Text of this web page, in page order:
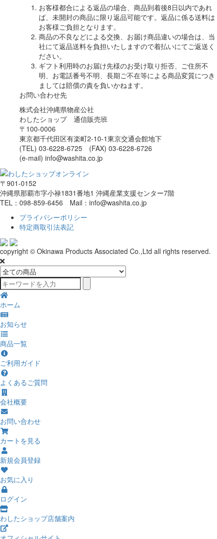
お客様都合による返品の場合、商品到着後8日以内であれ
ば、未開封の商品に限り返品可能です。返品に係る送料は
お客様ご負担となります。
商品の不良などによる交換、お届け商品違いの場合は、当
社にて返品送料を負担いたしますので着払いにてご返送く
ださい。
ギフト利用時のお届け先様のお受け取り拒否、ご住所不
明、お電話番号不明、長期ご不在等による商品変質につき
ましては賠償の責を負いかねます。
お問い合わせ先
株式会社沖縄県物産公社
わしたショップ 通信販売班
〒100-0006
東京都千代田区有楽町2-10-1東京交通会館地下
(TEL) 03-6228-6725 (FAX) 03-6228-6726
(e-mail) info@washita.co.jp
〒901-0152
沖縄県那覇市字小禄1831番地1 沖縄産業支援センター7階
TEL：098-859-6456 Mail：info@washita.co.jp
プライバシーポリシー
特定商取引法表記
copyright © Okinawa Products Associated Co.,Ltd all rights reserved.
ホーム
お知らせ
商品一覧
ご利用ガイド
よくあるご質問
会社概要
お問い合わせ
カートを見る
新規会員登録
お気に入り
ログイン
わしたショップ店舗案内